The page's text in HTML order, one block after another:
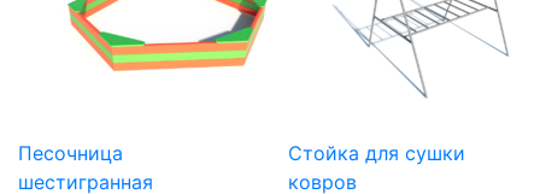
Песочница
шестигранная
Стойка для сушки
ковров